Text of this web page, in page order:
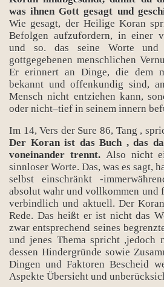
was ihnen Gott gesagt und
Wie gesagt, der Heilige Koran
Befolgen aufzufordern, in einer
und so. das seine Worte und
gottgegebenen menschlichen
Er erinnert an Dinge, die dem
bekannt und offenkundig sind,
Mensch nicht entziehen kann,
oder nicht–tief in seinem innern
Im 14, Vers der Sure 86, Tang ,
Der Koran ist das Buch , das
voneinander trennt. Also nicht
sinnloser Worte. Das, was es sagt,
selbst einschränkt -
absolut wahr und vollkommen und
verbindlich und aktuell. Der
Rede. Das heißt er ist nicht das
zwar entsprechend seines
und jenes Thema spricht ,jedoch
dessen Hindergründe sowie
Dingen und Faktoren Bescheid
Aspekte Übersieht und